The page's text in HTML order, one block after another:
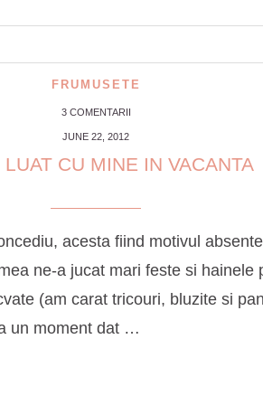
FRUMUSETE
3 COMENTARII
JUNE 22, 2012
CU MINE IN VACANTA
acesta fiind motivul
ne-a jucat mari feste si hainele
(am carat tricouri, bluzite si
un moment dat …